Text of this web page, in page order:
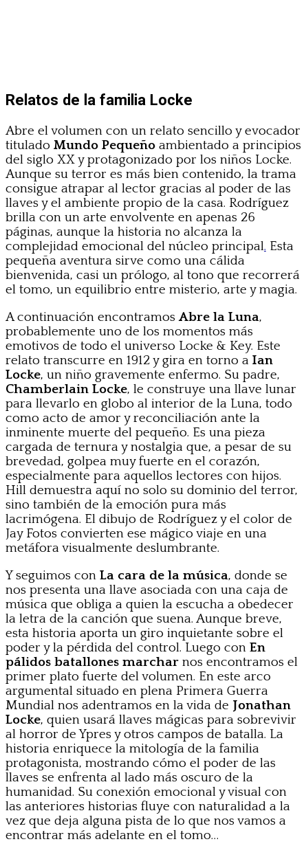
Relatos de la familia Locke
Abre el volumen con un relato sencillo y evocador
titulado Mundo Pequeño ambientado a principios
del siglo XX y protagonizado por los niños Locke.
Aunque su terror es más bien contenido, la trama
consigue atrapar al lector gracias al poder de las
llaves y el ambiente propio de la casa. Rodríguez
brilla con un arte envolvente en apenas 26
páginas, aunque la historia no alcanza la
complejidad emocional del núcleo principal. Esta
pequeña aventura sirve como una cálida
bienvenida, casi un prólogo, al tono que recorrerá
el tomo, un equilibrio entre misterio, arte y magia.
A continuación encontramos Abre la Luna,
probablemente uno de los momentos más
emotivos de todo el universo Locke & Key. Este
relato transcurre en 1912 y gira en torno a Ian
Locke, un niño gravemente enfermo. Su padre,
Chamberlain Locke, le construye una llave lunar
para llevarlo en globo al interior de la Luna, todo
como acto de amor y reconciliación ante la
inminente muerte del pequeño. Es una pieza
cargada de ternura y nostalgia que, a pesar de su
brevedad, golpea muy fuerte en el corazón,
especialmente para aquellos lectores con hijos.
Hill demuestra aquí no solo su dominio del terror,
sino también de la emoción pura más
lacrimógena. El dibujo de Rodríguez y el color de
Jay Fotos convierten ese mágico viaje en una
metáfora visualmente deslumbrante.
Y seguimos con La cara de la música, donde se
nos presenta una llave asociada con una caja de
música que obliga a quien la escucha a obedecer
la letra de la canción que suena. Aunque breve,
esta historia aporta un giro inquietante sobre el
poder y la pérdida del control. Luego con En
pálidos batallones marchar nos encontramos el
primer plato fuerte del volumen. En este arco
argumental situado en plena Primera Guerra
Mundial nos adentramos en la vida de Jonathan
Locke, quien usará llaves mágicas para sobrevivir
al horror de Ypres y otros campos de batalla. La
historia enriquece la mitología de la familia
protagonista, mostrando cómo el poder de las
llaves se enfrenta al lado más oscuro de la
humanidad. Su conexión emocional y visual con
las anteriores historias fluye con naturalidad a la
vez que deja alguna pista de lo que nos vamos a
encontrar más adelante en el tomo…